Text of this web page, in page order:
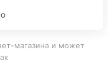
магазина и может